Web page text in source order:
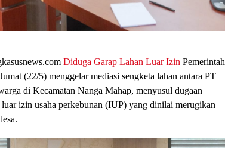
Diduga Garap Lahan Luar Izin Pemerintah
(22/5) menggelar mediasi sengketa lahan antara PT
di Kecamatan Nanga Mahap, menyusul dugaan
izin usaha perkebunan (IUP) yang dinilai merugikan